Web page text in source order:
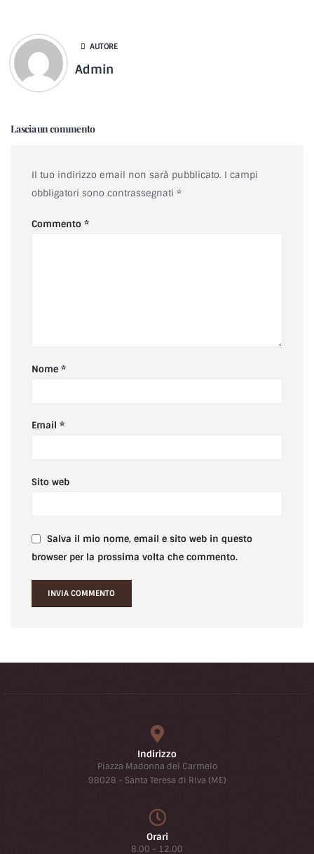
AUTORE
Admin
Lascia un commento
Il tuo indirizzo email non sarà pubblicato. I campi
obbligatori sono contrassegnati *
Commento *
Nome *
Email *
Sito web
Salva il mio nome, email e sito web in questo
browser per la prossima volta che commento.
Indirizzo
Piazza Madonna del Carmelo
98028 - Santa Teresa di RIva (ME)
Orari
8.00 - 12.00